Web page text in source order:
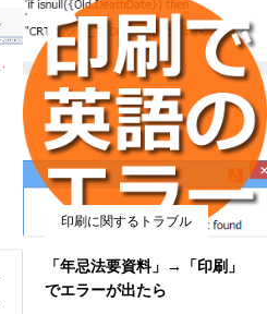
印刷に関するトラブル
「年忌法要資料」→「印刷」
でエラーが出たら